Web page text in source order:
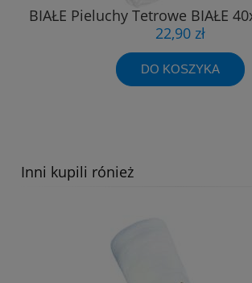
BIAŁE Pieluchy Tetrowe BIAŁE
22,90 zł
DO KOSZYKA
Inni kupili rónież